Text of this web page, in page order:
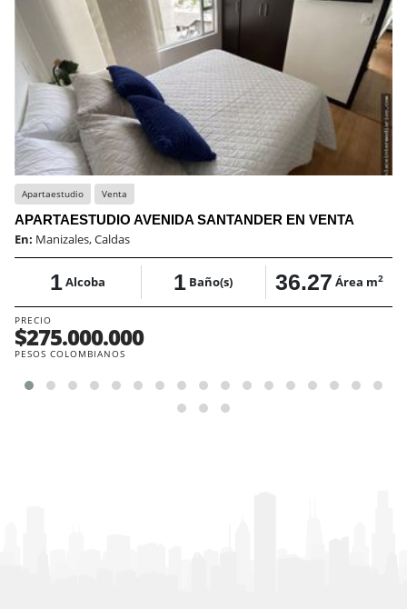
Apartaestudio Venta
APARTAESTUDIO AVENIDA SANTANDER EN VENTA
En: Manizales, Caldas
1Alcoba 1 Baño(s) 36.27 Área m2
PRECIO
$275.000.000
PESOS COLOMBIANOS